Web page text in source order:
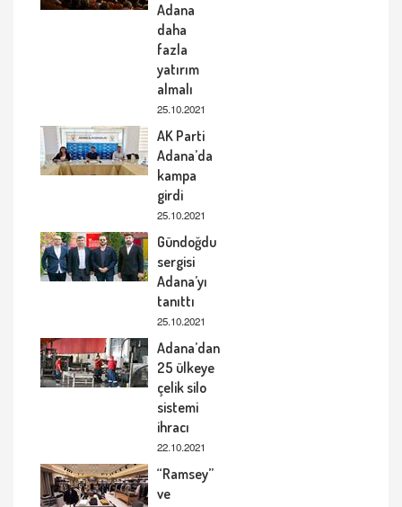
Adana
daha
fazla
yatırım
almalı
25.10.2021
AK Parti
Adana’da
kampa
girdi
25.10.2021
Gündoğdu
sergisi
Adana’yı
tanıttı
25.10.2021
Adana’dan
25 ülkeye
çelik silo
sistemi
ihracı
22.10.2021
“Ramsey”
ve